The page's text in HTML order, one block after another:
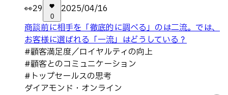
👀29
0
2025/04/16
商談前に相手を「徹底的に調べる」のは二流。では、
お客様に選ばれる「一流」はどうしている？
#顧客満足度／ロイヤルティの向上
#顧客とのコミュニケーション
# トップセールスの思考
ダイアモンド・オンライン